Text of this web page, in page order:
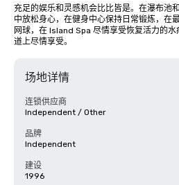
充足的娱乐和灵感机会比比皆是。在瀑布池
中放松身心，在健身中心保持日常锻炼，在
网球，在 Island Spa 尽情享受恢复活力的
道上尽情享受。
场地详情
连锁供应商
Independent / Other
品牌
Independent
建设
1996